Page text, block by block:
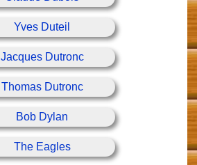
Yves Duteil
Jacques Dutronc
Thomas Dutronc
Bob Dylan
The Eagles